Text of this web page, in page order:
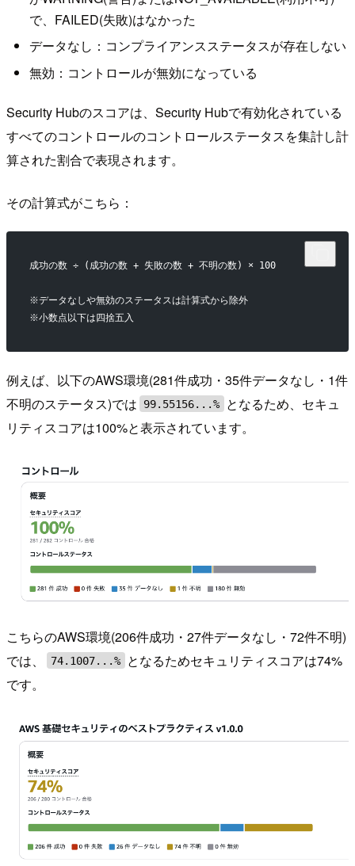
で、FAILED(失敗)はなかった
データなし：コンプライアンスステータスが存在しない
無効：コントロールが無効になっている
Security Hubのスコアは、Security Hubで有効化されている
すべてのコントロールのコントロールステータスを集計し計
算された割合で表現されます。
その計算式がこちら：
成功の数 ÷ (成功の数 + 失敗の数 + 不明の数) × 100
※データなしや無効のステータスは計算式から除外
※小数点以下は四捨五入
例えば、以下のAWS環境(281件成功・35件データなし・1件
不明のステータス)では
99.55156...%
となるため、セキュ
リティスコアは100%と表示されています。
こちらのAWS環境(206件成功・27件データなし・72件不明)
では、
74.1007...%
となるためセキュリティスコアは74%
です。